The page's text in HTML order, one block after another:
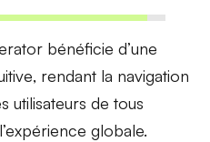
bénéficie d’une
, rendant la navigation
utilisateurs de tous
globale.